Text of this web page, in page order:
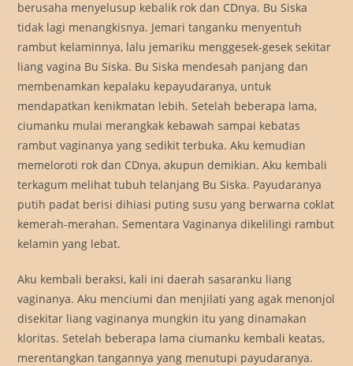
berusaha menyelusup kebalik rok dan CDnya. Bu Siska
tidak lagi menangkisnya. Jemari tanganku menyentuh
rambut kelaminnya, lalu jemariku menggesek-gesek sekitar
liang vagina Bu Siska. Bu Siska mendesah panjang dan
membenamkan kepalaku kepayudaranya, untuk
mendapatkan kenikmatan lebih. Setelah beberapa lama,
ciumanku mulai merangkak kebawah sampai kebatas
rambut vaginanya yang sedikit terbuka. Aku kemudian
memeloroti rok dan CDnya, akupun demikian. Aku kembali
terkagum melihat tubuh telanjang Bu Siska. Payudaranya
putih padat berisi dihiasi puting susu yang berwarna coklat
kemerah-merahan. Sementara Vaginanya dikelilingi rambut
kelamin yang lebat.
Aku kembali beraksi, kali ini daerah sasaranku liang
vaginanya. Aku menciumi dan menjilati yang agak menonjol
disekitar liang vaginanya mungkin itu yang dinamakan
kloritas. Setelah beberapa lama ciumanku kembali keatas,
merentangkan tangannya yang menutupi payudaranya.